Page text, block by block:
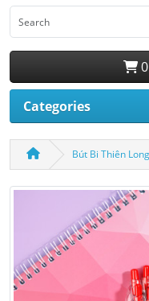
Categories
Bút Bi Thiên